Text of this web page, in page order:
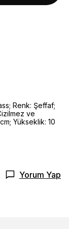
Renk: Şeffaf;
ve
Yükseklik: 10
Yorum Yap